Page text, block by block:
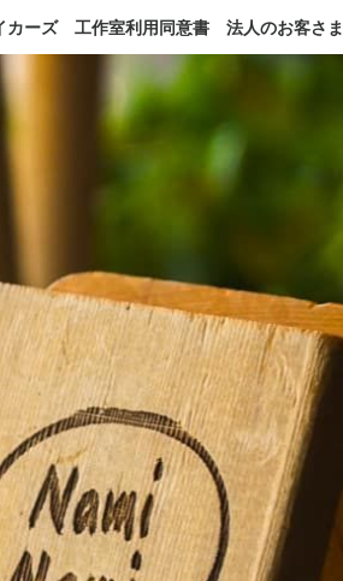
カーズ 工作室利用同意書 法人のお客さま